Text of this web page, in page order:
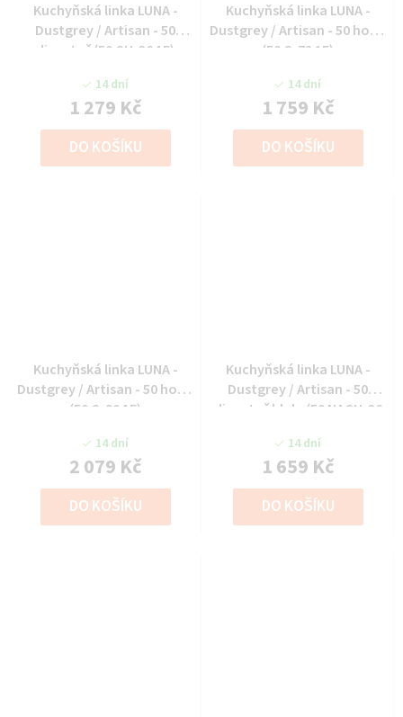
Kuchyňská linka LUNA -
Dustgrey / Artisan - 50
digestoř (50 GU-36 1F)
14 dní
1 279 Kč
DO KOŠÍKU
Kuchyňská linka LUNA -
Dustgrey / Artisan - 50 horní
(50 G-72 1F)
14 dní
1 759 Kč
DO KOŠÍKU
Kuchyňská linka LUNA -
Dustgrey / Artisan - 50 horní
(50 G-90 1F)
14 dní
2 079 Kč
DO KOŠÍKU
Kuchyňská linka LUNA -
Dustgrey / Artisan - 50
digestoř hlub. (50 NAGU-36
14 dní
1 659 Kč
DO KOŠÍKU